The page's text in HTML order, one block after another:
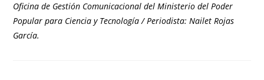
Oficina de Gestión Comunicacional del Ministerio del Poder
Popular para Ciencia y Tecnología / Periodista: Nailet Rojas
García.